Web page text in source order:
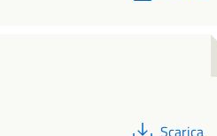
PDF
Scarica